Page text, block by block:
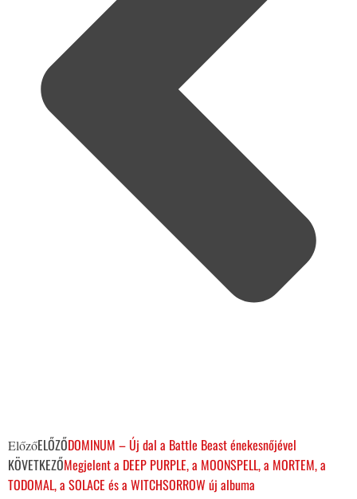
ElőzőELŐZŐDOMINUM – Új dal a Battle Beast énekesnőjével
KÖVETKEZŐMegjelent a DEEP PURPLE, a MOONSPELL, a MORTEM, a
TODOMAL, a SOLACE és a WITCHSORROW új albuma